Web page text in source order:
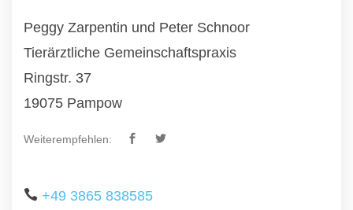
Peggy Zarpentin und Peter Schnoor
Tierärztliche Gemeinschaftspraxis
Ringstr. 37
19075 Pampow
Weiterempfehlen:
+49 3865 838585